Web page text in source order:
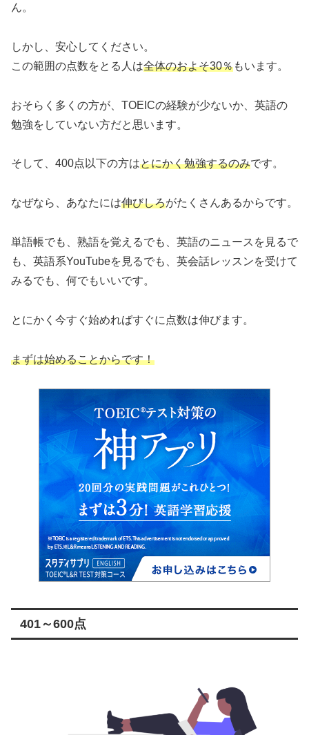
ん。
しかし、安心してください。
この範囲の点数をとる人は全体のおよそ30％もいます。
おそらく多くの方が、TOEICの経験が少ないか、英語の
勉強をしていない方だと思います。
そして、400点以下の方はとにかく勉強するのみです。
なぜなら、あなたには伸びしろがたくさんあるからです。
単語帳でも、熟語を覚えるでも、英語のニュースを見るで
も、英語系YouTubeを見るでも、英会話レッスンを受けて
みるでも、何でもいいです。
とにかく今すぐ始めればすぐに点数は伸びます。
まずは始めることからです！
401～600点